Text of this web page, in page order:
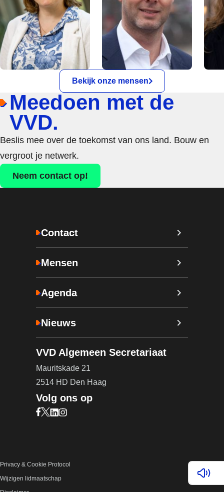
Bekijk onze mensen
Lees
Meedoen met de
VVD.
Beslis mee over de toekomst van ons land. Bouw en
vergroot je netwerk.
Neem contact op!
Contact
Mensen
Agenda
Nieuws
VVD Algemeen Secretariaat
Mauritskade 21
2514 HD Den Haag
Volg ons op
Bezoek onze Facebook pagina (opent in nieuw
Bezoek onze X pagina (opent in nieuw tabblad)
Bezoek onze LinkedIn pagina (opent in nieuw
Bezoek onze Instagram pagina (opent in
Privacy & Cookie Protocol
Wijzigen lidmaatschap